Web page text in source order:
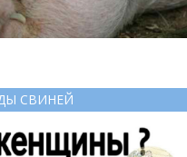
СВИНЕЙ